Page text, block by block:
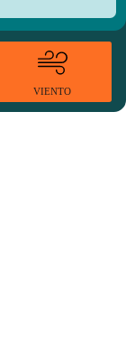
VIENTO